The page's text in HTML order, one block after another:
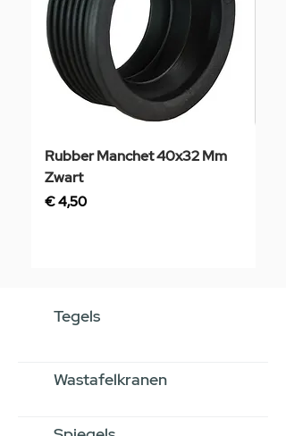
Rubber Manchet 40x32 Mm
Zwart
Prijs
€ 4,50
Tegels
Wastafelkranen